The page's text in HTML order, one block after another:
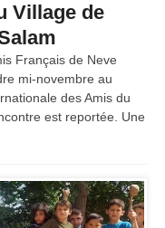
Village de
Français de Neve
mi-novembre au
des Amis du
est reportée. Une